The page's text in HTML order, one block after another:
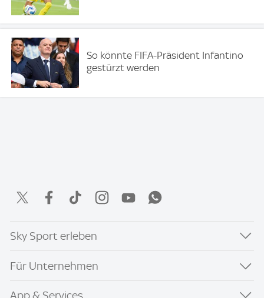
So könnte FIFA-Präsident Infantino
gestürzt werden
Sky Sport erleben
Für Unternehmen